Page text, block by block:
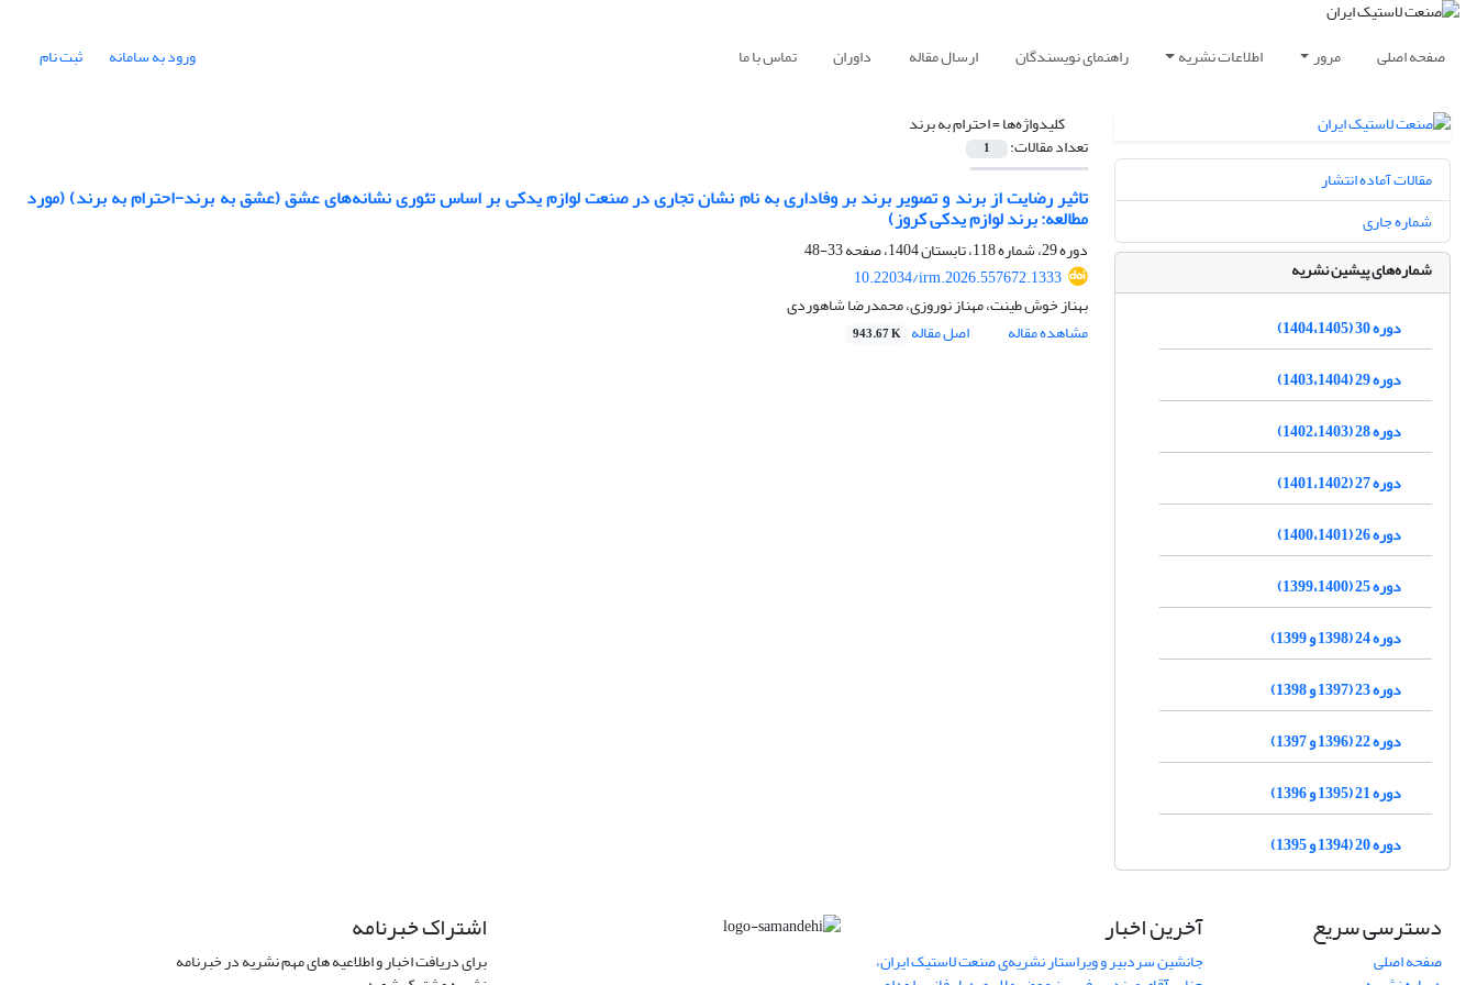
صفحه اصلی مرور اطلاعات نشریه راهنمای نویسندگان ارسال مقاله داوران تماس با ما ورود به سامانه ثبت نام
کلیدواژه‌ها =احترام به برند
تعداد مقالات: 1
تاثیر رضایت از برند و تصویر برند بر وفاداری به نام نشان تجاری در صنعت لوازم یدکی بر اساس تئوری نشانه‌های عشق (عشق به برند-احترام به برند) (مورد
مطالعه: برند لوازم یدکی کروز)
دوره 29، شماره 118، تابستان 1404، صفحه
33-48
10.22034/irm.2026.557672.1333
بهناز خوش طینت، مهناز نوروزی، محمدرضا شاهوردی
مشاهده مقاله
اصل مقاله 943.67 K
مقالات آماده انتشار
شماره جاری
شماره‌های پیشین نشریه
دوره 30 (1404،1405)
دوره 29 (1403،1404)
دوره 28 (1402،1403)
دوره 27 (1401،1402)
دوره 26 (1400،1401)
دوره 25 (1399،1400)
دوره 24 (1398 و 1399)
دوره 23 (1397 و 1398)
دوره 22 (1396 و 1397)
دوره 21 (1395 و 1396)
دوره 20 (1394 و 1395)
دسترسی سریع
صفحه اصلی
آخرین اخبار
جانشین سردبیر و ویراستار نشریه‌ی صنعت لاستیک ایران،
اشتراک خبرنامه
برای دریافت اخبار و اطلاعیه های مهم نشریه در خبرنامه